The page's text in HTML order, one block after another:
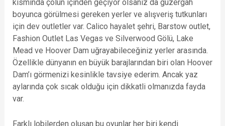
kısmında çölün içinden geçiyor olsanız da güzergah
boyunca görülmesi gereken yerler ve alışveriş tutkunları
için dev outletler var. Calico hayalet şehri, Barstow outlet,
Fashion Outlet Las Vegas ve Silverwood Gölü, Lake
Mead ve Hoover Dam uğrayabileceğiniz yerler arasında.
Özellikle dünyanın en büyük barajlarından biri olan Hoover
Dam’ı görmenizi kesinlikle tavsiye ederim. Ancak yaz
aylarında çok sıcak olduğu için dikkatli olmanızda fayda
var.
Farklı lobilerden oluşan bu oyunlar her biri kendi